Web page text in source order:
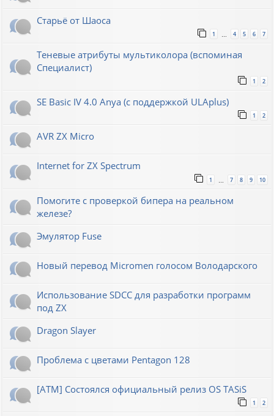
Старьё от Шаоса
1 … 4 5 6 7
Теневые атрибуты мультиколора (вспоминая
Специалист)
1 2
SE Basic IV 4.0 Anya (с поддержкой ULAplus)
1 2
AVR ZX Micro
Internet for ZX Spectrum
1 7 8 9 10
Помогите с проверкой бипера на реальном
железе?
Эмулятор Fuse
Новый перевод Micromen голосом Володарского
Использование SDCC для разработки программ
под ZX
Dragon Slayer
Проблема с цветами Pentagon 128
[ATM] Состоялся официальный релиз OS TASiS
1 2